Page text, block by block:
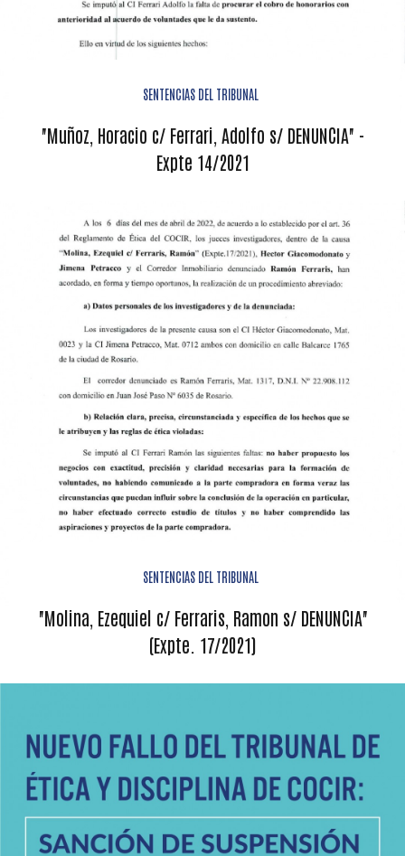
SENTENCIAS DEL TRIBUNAL
"Muñoz, Horacio c/ Ferrari, Adolfo s/ DENUNCIA" -
Expte 14/2021
SENTENCIAS DEL TRIBUNAL
"Molina, Ezequiel c/ Ferraris, Ramon s/ DENUNCIA"
(Expte. 17/2021)